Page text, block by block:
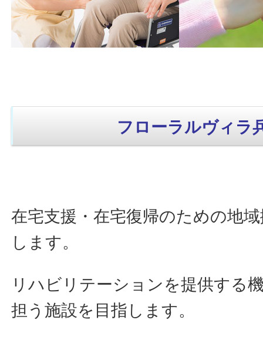
フローラルヴィラ
在宅支援・在宅復帰のための地
します。
リハビリテーションを提供する
担う施設を目指します。